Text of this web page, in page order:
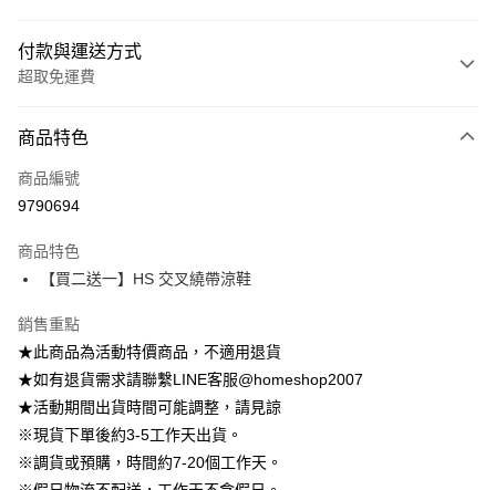
付款與運送方式
超取免運費
信用卡一次付款
信用卡分期付款
合作金庫商業銀行
華南商業銀行
國泰世華商業銀行
臺灣中小企業銀行
台中商業銀行
匯豐（台灣）商業銀行
華泰商業銀行
聯邦商業銀行
遠東國際商業銀行
元大商業銀行
台新國際商業銀行
6 期 0 利率 每期
華南商業銀行
上海商業儲蓄銀行
台北富邦商業銀行
國泰世華商業銀行
兆豐國際商業銀行
臺灣中小企業銀行
台中商業銀行
匯豐（台灣）商業銀行
華泰商業銀行
聯邦商業銀行
元大商業銀行
永豐商業銀行
玉山商業銀行
12 期 0 利率 每期 NT$51
合作金庫商業銀行
華南商業銀行
彰化商業銀行
上海商業儲蓄銀行
台北富邦商業銀行
國泰世華商業銀行
兆豐國際商業銀行
臺灣中小企業銀行
台中商業銀行
匯豐（台灣）商業銀行
聯邦商業銀行
遠東國際商業銀行
24 期 0 利率 每期
合作金庫商業銀行
第一商業銀行
華南商業銀行
彰化商業銀行
上海商業儲蓄銀行
台北富邦商業銀行
兆豐國際商業銀行
台中商業銀行
華泰商業銀行
LINE Pay
Apple Pay
街口支付
商品特色
商品編號
9790694
商品特色
【買二送一】HS 交叉繞帶涼鞋
銷售重點
★此商品為活動特價商品，不適用退貨
★如有退貨需求請聯繫LINE客服@homeshop2007
★活動期間出貨時間可能調整，請見諒
※現貨下單後約3-5工作天出貨。
※調貨或預購，時間約7-20個工作天。